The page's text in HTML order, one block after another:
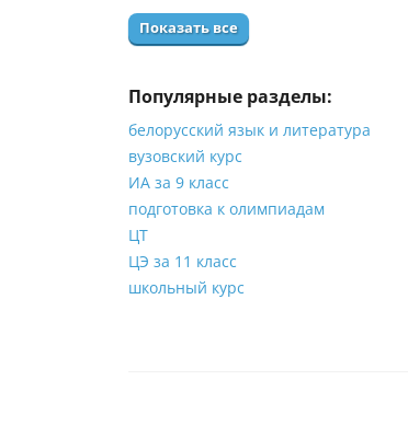
Показать все
Популярные разделы:
белорусский язык и литература
вузовский курс
ИА за 9 класс
подготовка к олимпиадам
ЦТ
ЦЭ за 11 класс
школьный курс